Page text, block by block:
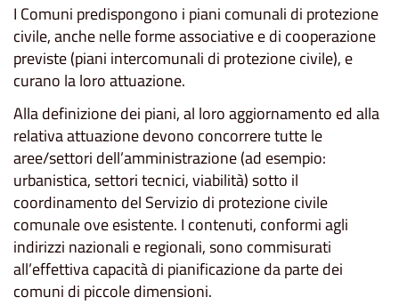
I Comuni predispongono i piani comunali di protezione
civile, anche nelle forme associative e di cooperazione
previste (piani intercomunali di protezione civile), e
curano la loro attuazione.
Alla definizione dei piani, al loro aggiornamento ed alla
relativa attuazione devono concorrere tutte le
aree/settori dell’amministrazione (ad esempio:
urbanistica, settori tecnici, viabilità) sotto il
coordinamento del Servizio di protezione civile
comunale ove esistente. I contenuti, conformi agli
indirizzi nazionali e regionali, sono commisurati
all’effettiva capacità di pianificazione da parte dei
comuni di piccole dimensioni.